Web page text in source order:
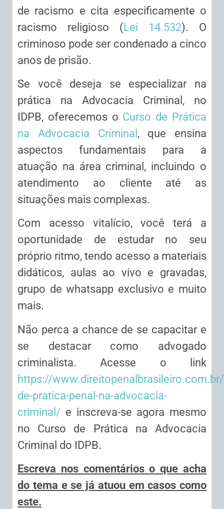
de racismo e cita especificamente o
racismo religioso (Lei 14.532). O
criminoso pode ser condenado a cinco
anos de prisão.
Se você deseja se especializar na
prática na Advocacia Criminal, no
IDPB, oferecemos o Curso de Prática
na Advocacia Criminal , que ensina
aspectos fundamentais para a
atuação na área criminal, incluindo o
atendimento ao cliente até as
situações mais complexas.
Com acesso vitalício, você terá a
oportunidade de estudar no seu
próprio ritmo, tendo acesso a materiais
didáticos, aulas ao vivo e gravadas,
grupo de whatsapp exclusivo e muito
mais.
Não perca a chance de se capacitar e
se destacar como advogado
criminalista. Acesse o link
https://
de-pratica-penal-na-advocacia-
criminal/ e inscreva-se agora mesmo
no Curso de Prática na Advocacia
Criminal do IDPB.
Escreva nos comentários o que acha
do tema e se já atuou em casos como
este.